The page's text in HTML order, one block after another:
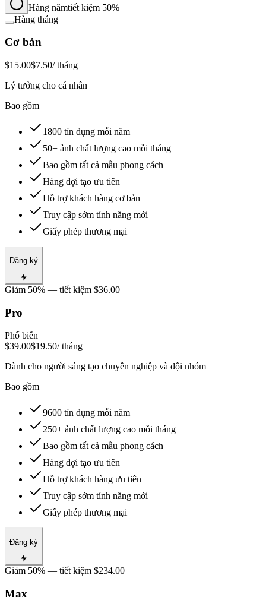
Hàng nămtiết kiệm 50%
Hàng tháng
Cơ bản
$15.00$7.50/ tháng
Lý tưởng cho cá nhân
Bao gồm
1800 tín dụng mỗi năm
50+ ảnh chất lượng cao mỗi tháng
Bao gồm tất cả mẫu phong cách
Hàng đợi tạo ưu tiên
Hỗ trợ khách hàng cơ bản
Truy cập sớm tính năng mới
Giấy phép thương mại
Đăng ký
Giảm 50% — tiết kiệm $36.00
Pro
Phổ biến
$39.00$19.50/ tháng
Dành cho người sáng tạo chuyên nghiệp và đội nhóm
Bao gồm
9600 tín dụng mỗi năm
250+ ảnh chất lượng cao mỗi tháng
Bao gồm tất cả mẫu phong cách
Hàng đợi tạo ưu tiên
Hỗ trợ khách hàng ưu tiên
Truy cập sớm tính năng mới
Giấy phép thương mại
Đăng ký
Giảm 50% — tiết kiệm $234.00
Max